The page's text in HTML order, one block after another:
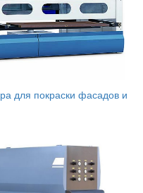
для покраски фасадов и